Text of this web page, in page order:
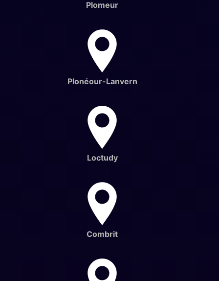
Plomeur
Plonéour-Lanvern
Loctudy
Combrit